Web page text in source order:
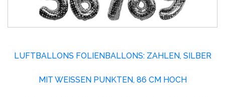
LUFTBALLONS FOLIENBALLONS: ZAHLEN, SILBER
MIT WEISSEN PUNKTEN, 86 CM HOCH